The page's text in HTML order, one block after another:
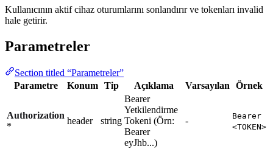
Kullanıcının aktif cihaz oturumlarını sonlandırır ve tokenları invalid
hale getirir.
Parametreler
Section titled “Parametreler”
Parametre
Konum Tip Açıklama Varsayılan Örnek
Authorization
*
header string
Bearer
Yetkilendirme
Tokeni (Örn:
Bearer
eyJhb...)
-
Bearer
<TOKEN>